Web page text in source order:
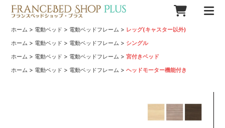
ホーム > 電動ベッド > 電動ベッドフレーム > レッグ(キャスター以外)
ホーム > 電動ベッド > 電動ベッドフレーム > シングル
ホーム > 電動ベッド > 電動ベッドフレーム >宮付きベッド
ホーム > 電動ベッド > 電動ベッドフレーム >ヘッドモーター機能付き